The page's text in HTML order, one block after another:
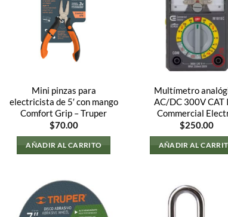
Mini pinzas para
electricista de 5′ con mango
Comfort Grip – Truper
$70.00
AÑADIR AL CARRITO
Multímetro
AC/DC 300V CAT
Commercial
$250.00
AÑADIR AL